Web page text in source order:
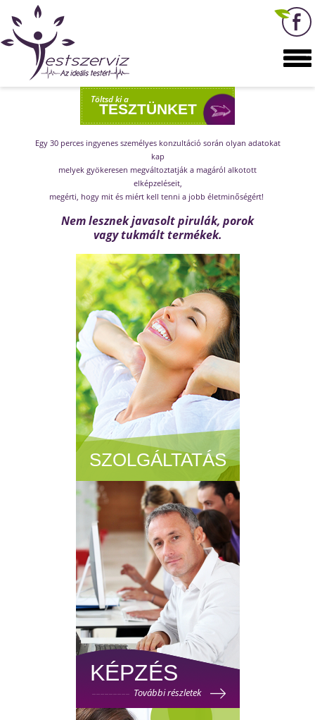
Töltsd ki a
Egy 30 perces ingyenes személyes konzultáció során olyan
kap
elképzeléseit,
megérti, hogy mit és miért kell tenni a jobb
Nem lesznek javasolt pirulák,
vagy tukmált termékek.
SZOLGÁLTATÁS
KÉPZÉS
További részletek